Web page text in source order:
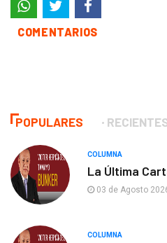
COMENTARIOS
POPULARES
COLUMNA
La Última
03 de Agosto
COLUMNA